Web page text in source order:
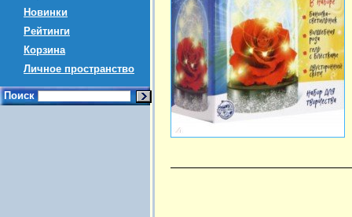
Новинки
Рейтинги
Корзина
Личное пространство
Поиск